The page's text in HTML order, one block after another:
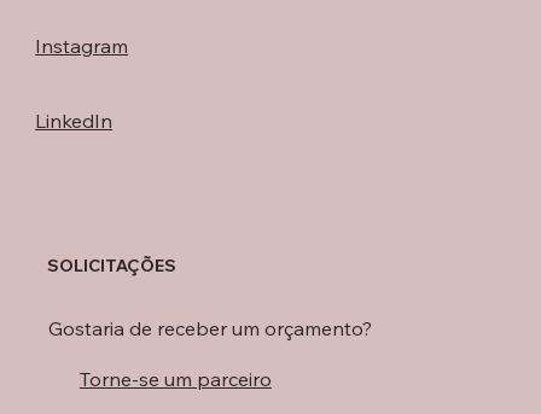
Instagram
LinkedIn
SOLICITAÇÕES
Torne-se um parceiro
Gostaria de receber um orçamento?